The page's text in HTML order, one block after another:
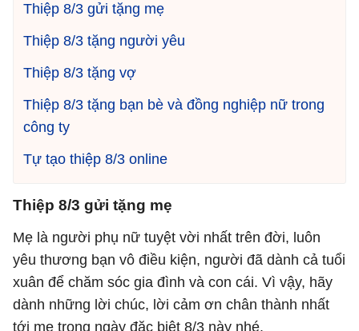
Thiệp 8/3 gửi tặng mẹ
Thiệp 8/3 tặng người yêu
Thiệp 8/3 tặng vợ
Thiệp 8/3 tặng bạn bè và đồng nghiệp nữ trong
công ty
Tự tạo thiệp 8/3 online
Thiệp 8/3 gửi tặng mẹ
Mẹ là người phụ nữ tuyệt vời nhất trên đời, luôn
yêu thương bạn vô điều kiện, người đã dành cả tuổi
xuân để chăm sóc gia đình và con cái. Vì vậy, hãy
dành những lời chúc, lời cảm ơn chân thành nhất
tới mẹ trong ngày đặc biệt 8/3 này nhé.